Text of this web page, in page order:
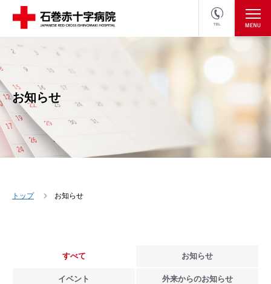
TEL
医療関係者の方
お知らせ
トップ お知らせ
すべて お知らせ
イベント 外来からのお知らせ